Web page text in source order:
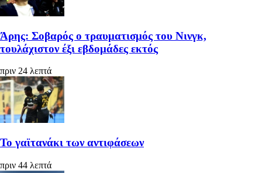
Άρης: Σοβαρός ο τραυματισμός του Νινγκ,
τουλάχιστον έξι εβδομάδες εκτός
πριν 24 λεπτά
Το γαϊτανάκι των αντιφάσεων
πριν 44 λεπτά